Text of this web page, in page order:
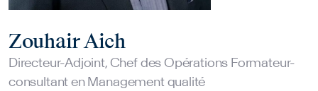
Zouhair Aich
Directeur-Adjoint, Chef des Opérations Formateur-
consultant en Management qualité